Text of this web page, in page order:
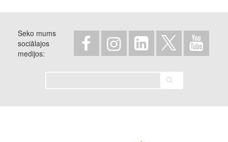
Seko mums
sociālajos
medijos